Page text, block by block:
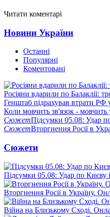
Читати коментарі
Новини України
Останні
Популярні
Коментовані
Росіяни вдарили по Балаклії:
Генштаб підрахував втрати РФ
Коли мовчить зв'язок - мовчить
СюжетПідсумки 05.08: Удар
СюжетВторгнення Росії в
Сюжети
Підсумки 05.08: Удар по Києву
Вторгнення Росії в Україну.
Війна на Близькому Сході.